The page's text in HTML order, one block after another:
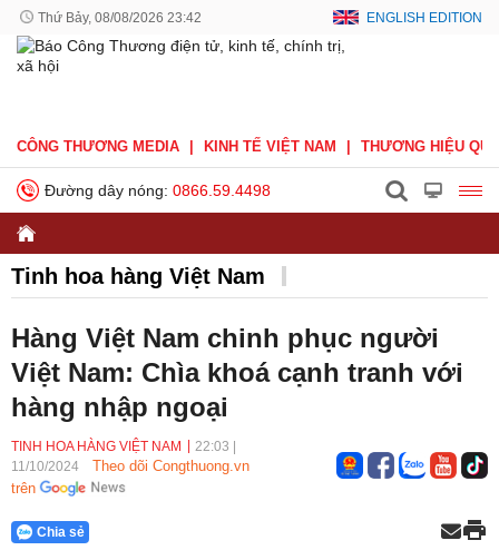
Thứ Bảy, 08/08/2026 23:42 ENGLISH EDITION
CÔNG THƯƠNG MEDIA KINH TẾ VIỆT NAM THƯƠNG HIỆU
Đường dây nóng: 0866.59.4498
Tinh hoa hàng Việt Nam
Hàng Việt Nam chinh phục người
Việt Nam: Chìa khoá cạnh tranh với
hàng nhập ngoại
TINH HOA HÀNG VIỆT NAM 22:03
11/10/2024
Theo dõi Congthuong.vn
trên
Chia sẻ